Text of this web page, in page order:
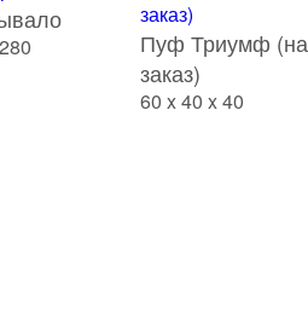
Пуф Триумф (на
заказ)
60 x 40 x 40